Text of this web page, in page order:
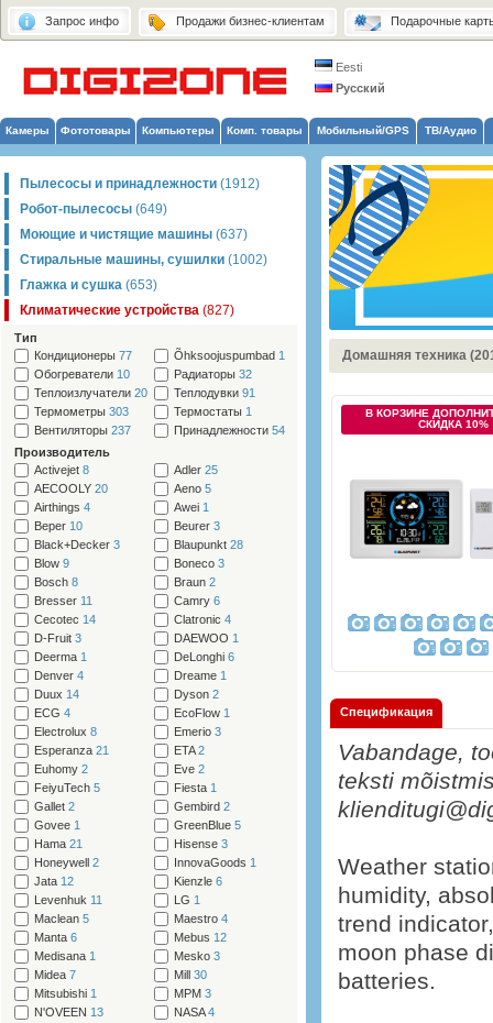
Запрос инфо Продажи бизнес-клиентам Подарочные
Eesti
Русский
Камеры Фототовары Компьютеры Комп. товары Мобильный/GPS ТВ/Аудио
Пылесосы и принадлежности (1912)
Робот-пылесосы (649)
Моющие и чистящие машины (637)
Стиральные машины, сушилки (1002)
Глажка и сушка (653)
Климатические устройства (827)
Тип
Кондиционеры 77 Õhksoojuspumbad 1
Обогреватели 10 Радиаторы 32
Теплоизлучатели 20 Теплодувки 91
Термометры 303 Термостаты 1
Вентиляторы 237 Принадлежности 54
Производитель
Activejet 8 Adler 25
AECOOLY 20 Aeno 5
Airthings 4 Awei 1
Beper 10 Beurer 3
Black+Decker 3 Blaupunkt 28
Blow 9 Boneco 3
Bosch 8 Braun 2
Bresser 11 Camry 6
Cecotec 14 Clatronic 4
D-Fruit 3 DAEWOO 1
Deerma 1 DeLonghi 6
Denver 4 Dreame 1
Duux 14 Dyson 2
ECG 4 EcoFlow 1
Electrolux 8 Emerio 3
Esperanza 21 ETA2
Euhomy 2 Eve 2
FeiyuTech 5 Fiesta 1
Gallet 2 Gembird 2
Govee 1 GreenBlue 5
Hama 21 Hisense 3
Honeywell 2 InnovaGoods 1
Jata 12 Kienzle 6
Levenhuk 11 LG 1
Maclean 5 Maestro 4
Manta 6 Mebus 12
Medisana 1 Mesko 3
Midea 7 Mill 30
Mitsubishi 1 MPM 3
N'OVEEN 13 NASA4
Домашняя техника
В КОРЗИНЕ
СКИДКА 10%
Спецификация
Vabandage,
teksti
Weather
humidity,
trend
moon phase
batteries.